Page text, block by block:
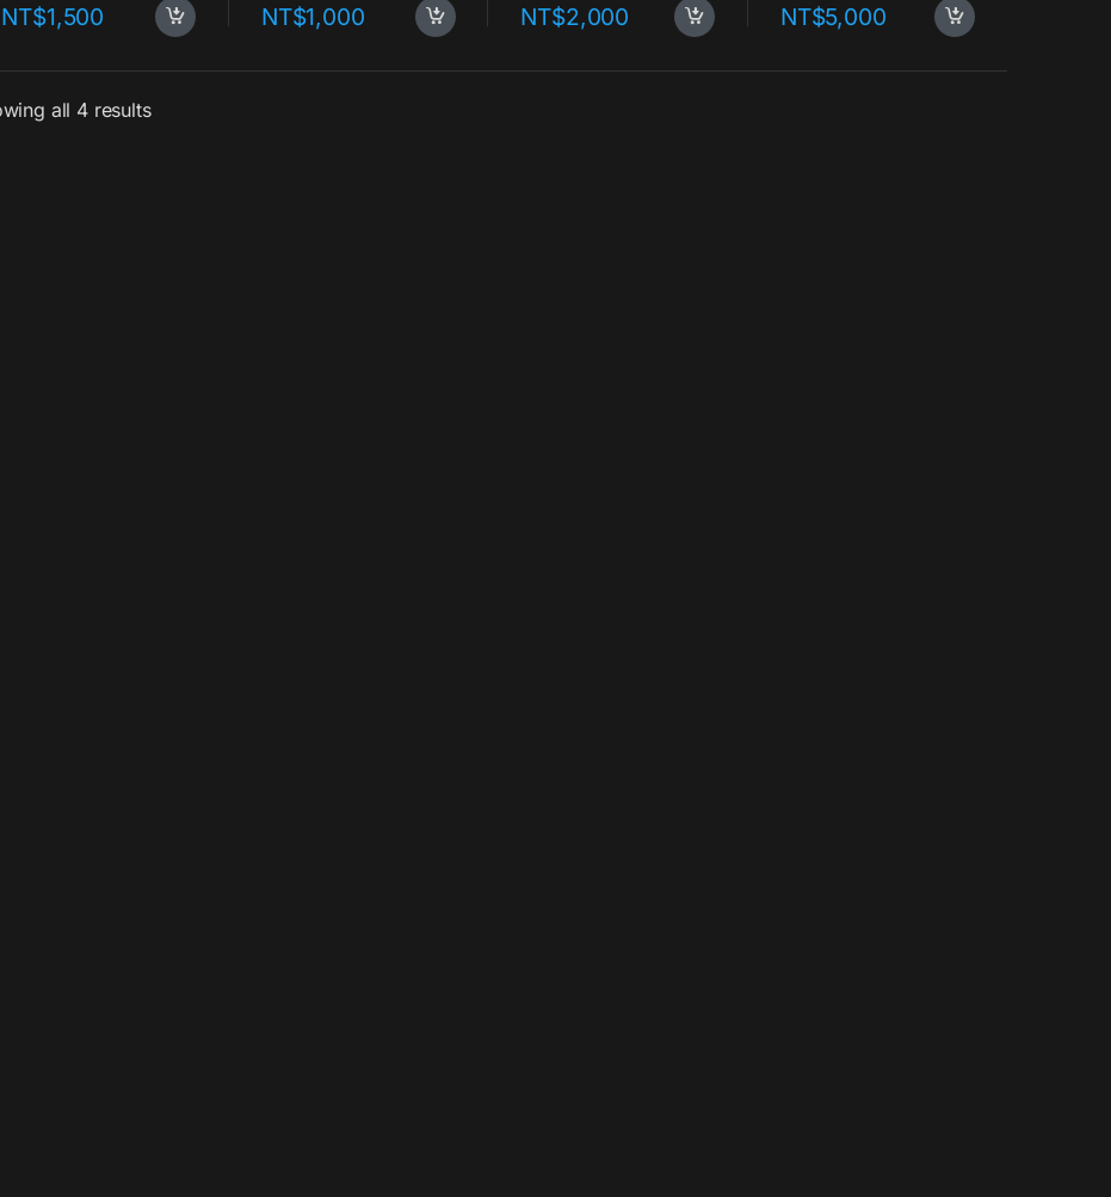
NT$1,500 NT$1,000 NT$2,000 NT$5,000
all 4 results